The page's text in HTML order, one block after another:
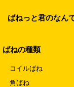
ばねっと君のなん
ばねの種類
コイルばね
角ばね